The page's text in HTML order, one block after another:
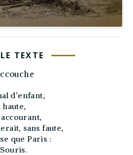
LE TEXTE
d’enfant,
sans faute,
que Paris :